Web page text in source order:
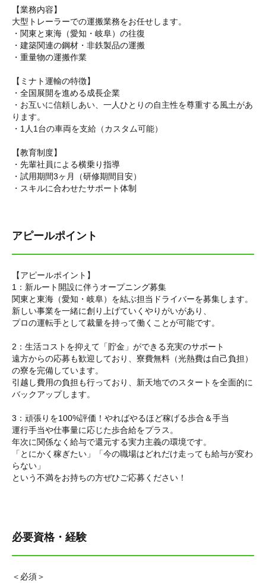
【業務内容】
大型トレーラーでの運搬業務をお任せします。
・関東と東海（愛知・岐阜）の往復
・建築関連の鋼材・非鉄製品の運搬
・重量物の運搬作業
【ミナト運輸の特徴】
・全国展開を進める成長企業
・お互いに信頼しあい、一人ひとりの自主性を尊重する風土があ
ります。
・ 1人1台の車両を支給（カスタム可能）
【教育制度】
・先輩社員による横乗り指導
・試用期間3ヶ月（研修期間目安）
・スキルに合わせたサポート体制
アピールポイント
【アピールポイント】
1：新ルート開設に伴うオープニング募集
関東と東海（愛知・岐阜）を結ぶ担当ドライバーを募集します。
新しい事業を一緒に創り上げていくやりがいがあり、
プロの運転手として裁量を持って働くことが可能です。
2：生活コストを抑えて「貯金」ができる充実のサポート
遠方からの応募も歓迎しており、寮費無料（光熱費は自己負担）
の寮を完備しています。
引越し費用の負担も行っており、新天地でのスタートを全面的に
バックアップします。
3：頑張りを100%評価！やればやるほど稼げる歩合＆手当
運行手当や仕事量に応じた歩合給をプラス。
年次に関係なく給与で還元する実力主義の環境です。
「とにかく稼ぎたい」「今の職場はどれだけ走っても給与が変わ
らない」
という不満をお持ちの方ぜひご応募ください！
必要資格・経験
＜必須＞